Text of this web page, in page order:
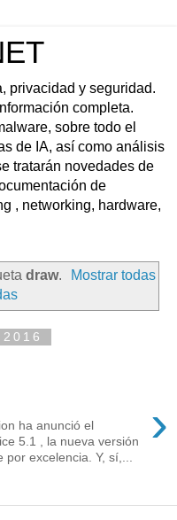
privacidad y seguridad.
completa.
sobre todo el
de IA, así como análisis
tratarán novedades de
de
, networking, hardware,
draw.
Mostrar todas
›
ha anunció el
5.1 , la nueva versión
excelencia. Y, sí,...